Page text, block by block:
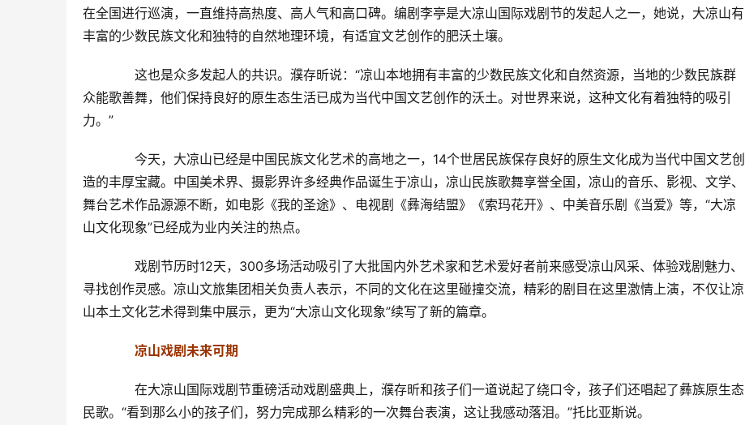
在全国进行巡演，一直维持高热度、高人气和高口碑。编剧李亭是大凉山国际戏剧节的发起人之一，她说，大凉山有
丰富的少数民族文化和独特的自然地理环境，有适宜文艺创作的肥沃土壤。
这也是众多发起人的共识。濮存昕说：“凉山本地拥有丰富的少数民族文化和自然资源，当地的少数民族群
众能歌善舞，他们保持良好的原生态生活已成为当代中国文艺创作的沃土。对世界来说，这种文化有着独特的吸引
力。”
今天，大凉山已经是中国民族文化艺术的高地之一，14个世居民族保存良好的原生文化成为当代中国文艺创
造的丰厚宝藏。中国美术界、摄影界许多经典作品诞生于凉山，凉山民族歌舞享誉全国，凉山的音乐、影视、文学、
舞台艺术作品源源不断，如电影《我的圣途》、电视剧《彝海结盟》《索玛花开》、中美音乐剧《当爱》等，“大凉
山文化现象”已经成为业内关注的热点。
戏剧节历时12天，300多场活动吸引了大批国内外艺术家和艺术爱好者前来感受凉山风采、体验戏剧魅力、
寻找创作灵感。凉山文旅集团相关负责人表示，不同的文化在这里碰撞交流，精彩的剧目在这里激情上演，不仅让凉
山本土文化艺术得到集中展示，更为“大凉山文化现象”续写了新的篇章。
凉山戏剧未来可期
在大凉山国际戏剧节重磅活动戏剧盛典上，濮存昕和孩子们一道说起了绕口令，孩子们还唱起了彝族原生态
民歌。“看到那么小的孩子们，努力完成那么精彩的一次舞台表演，这让我感动落泪。”托比亚斯说。